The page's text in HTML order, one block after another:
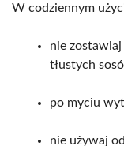
W codziennym
nie
tłustych
po myciu
nie używaj